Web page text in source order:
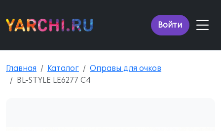
Войти
Главная Каталог
Оправы для очков
BL-STYLE LE6277 C4